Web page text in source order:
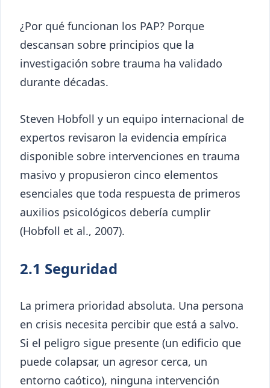
¿Por qué funcionan los PAP? Porque
descansan sobre principios que la
investigación sobre trauma ha validado
durante décadas.
Steven Hobfoll y un equipo internacional de
expertos revisaron la evidencia empírica
disponible sobre intervenciones en trauma
masivo y propusieron cinco elementos
esenciales que toda respuesta de primeros
auxilios psicológicos debería cumplir
(Hobfoll et al., 2007).
2.1 Seguridad
La primera prioridad absoluta. Una persona
en crisis necesita percibir que está a salvo.
Si el peligro sigue presente (un edificio que
puede colapsar, un agresor cerca, un
entorno caótico), ninguna intervención